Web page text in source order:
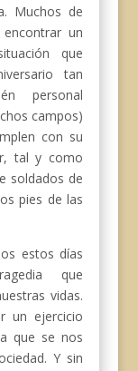
Muchos de
un
que
tan
personal
campos)
con su
tal y como
soldados de
pies de las
estos días
que
vidas.
un ejercicio
que se nos
Y sin